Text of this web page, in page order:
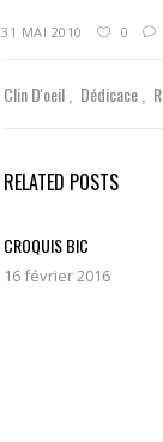
31 MAI 2010 0
Clin D'oeil Dédicace
RELATED POSTS
CROQUIS BIC
16 février 2016